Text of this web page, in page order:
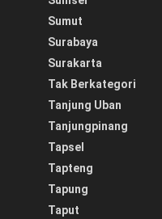
Sumut
Surabaya
Surakarta
Tak Berkategori
Tanjung Uban
Tanjungpinang
Tapsel
Tapteng
Tapung
Taput